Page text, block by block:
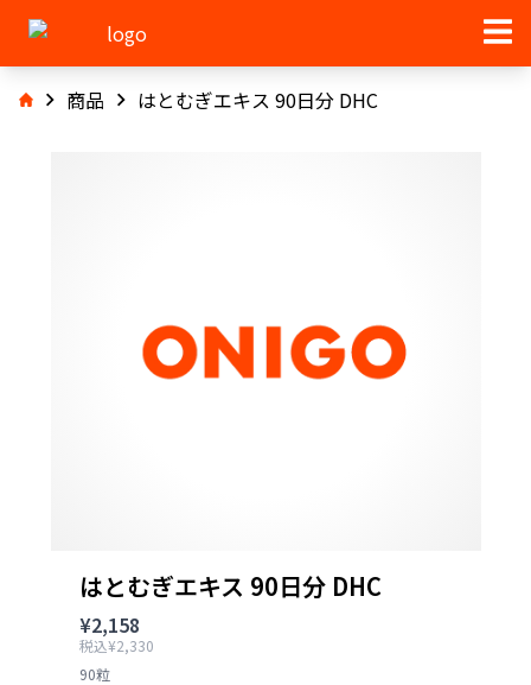
商品 はとむぎエキス 90日分 DHC
はとむぎエキス 90日分 DHC
¥2,158
税込¥2,330
90粒